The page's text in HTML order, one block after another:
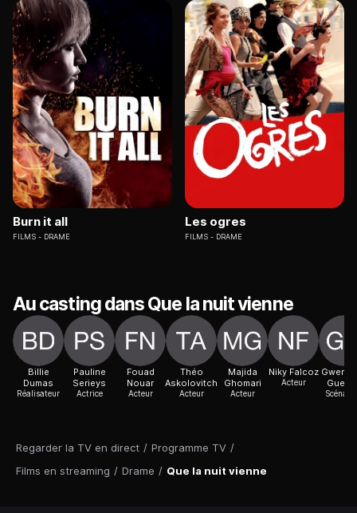
Regarder la TV en direct / Programme TV /
Films en streaming / Drame / Que la nuit vienne
Burn it all
FILMS DRAME
Les ogres
FILMS DRAME
Au casting dans Que la nuit vienne
Billie
Dumas
Réalisateur
Pauline
Serieys
Actrice
Fouad
Nouar
Acteur
Théo
Askolovitch
Acteur
Majida
Ghomari
Acteur
Niky Falcoz
Acteur